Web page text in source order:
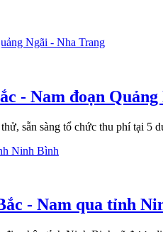
- Nam đoạn
sẵn sàng tổ chức thu phí tại 5
- Nam qua tỉnh